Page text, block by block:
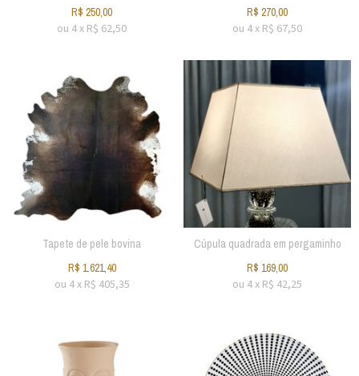
R$ 250,00
ou 4x R$ 62,50
R$ 270,00
ou 4x R$ 67,50
Tapete de pele bovina
R$ 1.621,40
ou 4x R$ 405,35
Cúpula quadrada em pergaminho
R$ 169,00
ou 4x R$ 42,25